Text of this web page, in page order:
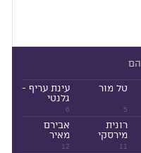
5
טל מור
6
עינת עריף -
גלנטי
11
רונית
מירסקי
12
אבירם
מאיר